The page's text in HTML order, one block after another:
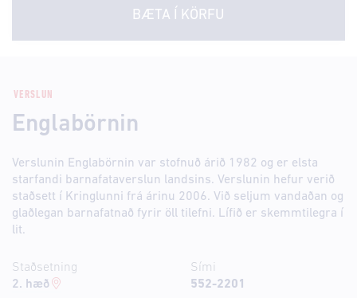
BÆTA Í KÖRFU
VERSLUN
Englabörnin
Verslunin Englabörnin var stofnuð árið 1982 og er elsta
starfandi barnafataverslun landsins. Verslunin hefur verið
staðsett í Kringlunni frá árinu 2006. Við seljum vandaðan og
glaðlegan barnafatnað fyrir öll tilefni. Lífið er skemmtilegra í
lit.
Staðsetning
2. hæð
Sími
552-2201